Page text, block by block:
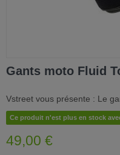
Gants moto Fluid
Vstreet vous présente : Le
Ce produit n'est plus en stock
49,00 €